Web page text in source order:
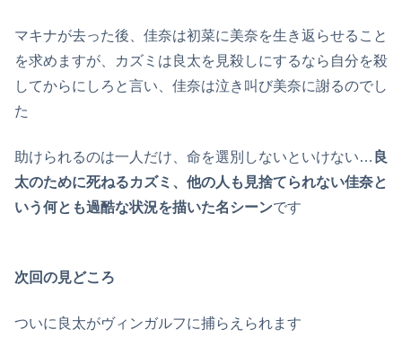
マキナが去った後、佳奈は初菜に美奈を生き返らせること
を求めますが、カズミは良太を見殺しにするなら自分を殺
してからにしろと言い、佳奈は泣き叫び美奈に謝るのでし
た
助けられるのは一人だけ、命を選別しないといけない… 良
太のために死ねるカズミ、他の人も見捨てられない佳奈と
いう何とも過酷な状況を描いた名シーンです
次回の見どころ
ついに良太がヴィンガルフに捕らえられます